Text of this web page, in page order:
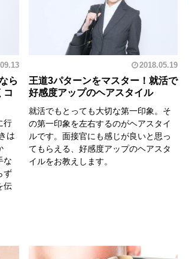
ら
コ
行
は
な
ず
伝
2018.05.19
王道3パターンをマスター！就活で
好感度アップのヘアスタイル
就活でもとっても大切な第一印象。そ
の第一印象を左右するのがヘアスタイ
ルです。面接官にも感じが良いと思っ
てもらえる、好感度アップのヘアスタ
イルをお教えします。